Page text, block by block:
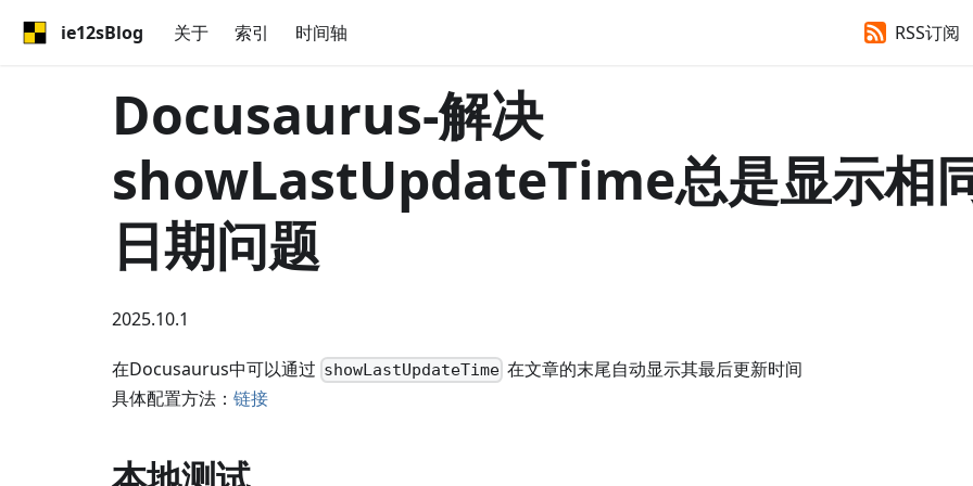
ie12sBlog 关于 索引 时间轴 RSS订阅
Docusaurus-解决
showLastUpdateTime总是显示相
日期问题
2025.10.1
在Docusaurus中可以通过 showLastUpdateTime 在文章的末尾自动显示其最后更新时间
具体配置方法： 链接